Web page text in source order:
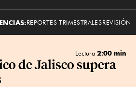
REPORTES TRIMESTRALESREVISIÓN
Lectura 2:00 min
de Jalisco supera